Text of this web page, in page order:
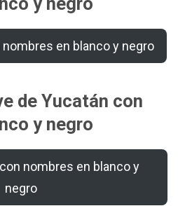
nombres en blanco y negro
de Yucatán con
y negro
nombres en blanco y
negro